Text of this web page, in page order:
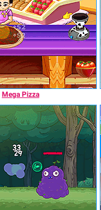
Mega Pizza